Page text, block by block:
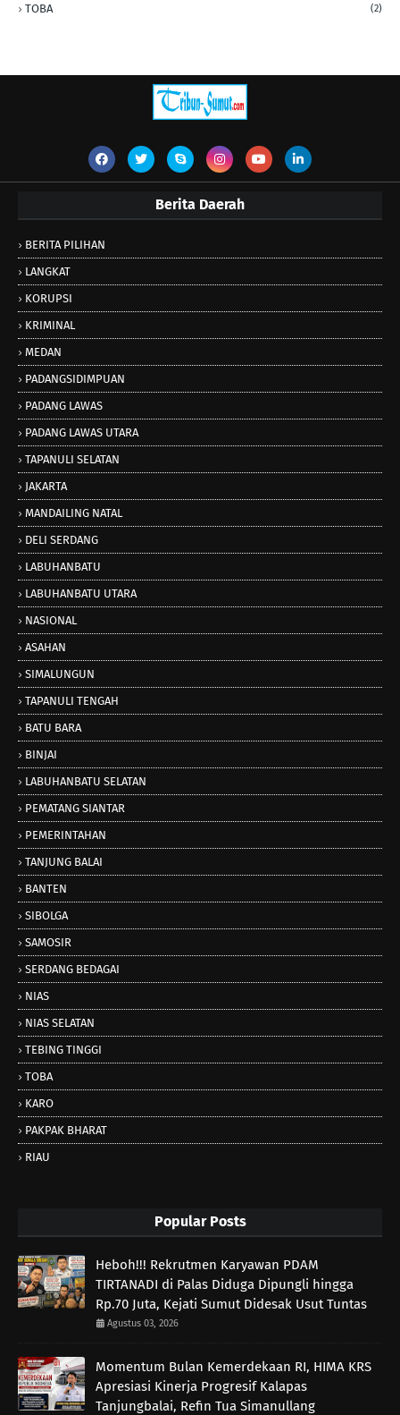
TOBA (2)
Berita Daerah
BERITA PILIHAN
LANGKAT
KORUPSI
KRIMINAL
MEDAN
PADANGSIDIMPUAN
PADANG LAWAS
PADANG LAWAS UTARA
TAPANULI SELATAN
JAKARTA
MANDAILING NATAL
DELI SERDANG
LABUHANBATU
LABUHANBATU UTARA
NASIONAL
ASAHAN
SIMALUNGUN
TAPANULI TENGAH
BATU BARA
BINJAI
LABUHANBATU SELATAN
PEMATANG SIANTAR
PEMERINTAHAN
TANJUNG BALAI
BANTEN
SIBOLGA
SAMOSIR
SERDANG BEDAGAI
NIAS
NIAS SELATAN
TEBING TINGGI
TOBA
KARO
PAKPAK BHARAT
RIAU
Popular Posts
Heboh!!! Rekrutmen Karyawan PDAM
TIRTANADI di Palas Diduga Dipungli hingga
Rp.70 Juta, Kejati Sumut Didesak Usut Tuntas
Agustus 03, 2026
Momentum Bulan Kemerdekaan RI, HIMA KRS
Apresiasi Kinerja Progresif Kalapas
Tanjungbalai, Refin Tua Simanullang